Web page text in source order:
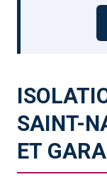
SAINT-
ET